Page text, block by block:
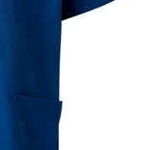
Pre firmy
Reklamačný poriadok
od zmluvy
osobných údajov